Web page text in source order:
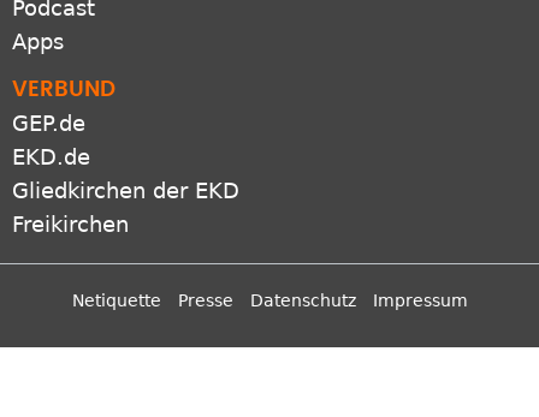
Apps
GEP.de
EKD.de
Gliedkirchen der EKD
Freikirchen